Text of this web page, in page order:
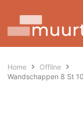
Home
Offline
Wandschappen 8 St